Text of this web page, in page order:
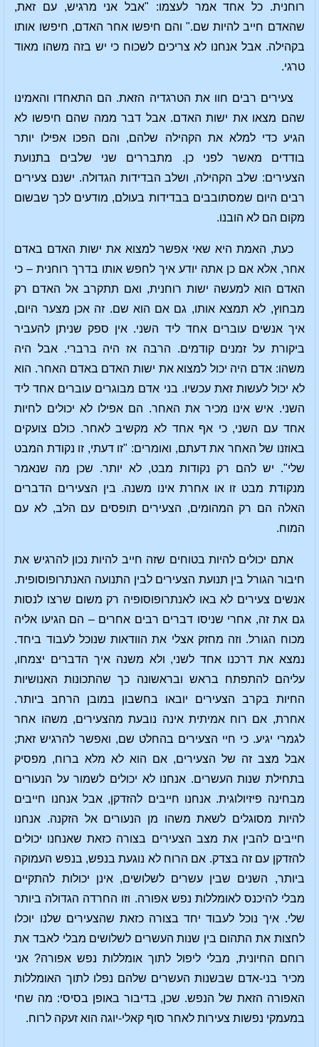
רוחנית. כל אחד אמר לעצמו: "אבל אני מרגיש, עם זאת,
שהאדם חייב להיות שם." והם חיפשו אחר האדם, חיפשו אותו
בקהילה. אבל אנחנו לא צריכים לשכוח כי יש בזה משהו מאוד
טרגי.
צעירים רבים חוו את הטרגדיה הזאת. הם התאחדו והאמינו
שהם מצאו את ישות האדם. אבל דבר ממה שהם חיפשו לא
הגיע כדי למלא את הקהילה שלהם, והם הפכו אפילו יותר
בודדים מאשר לפני כן. מתבררים שני שלבים בתנועת
הצעירים: שלב הקהילה, ושלב הבדידות הגדולה. ישנם צעירים
רבים היום שמסתובבים בבדידות בעולם, מודעים לכך שבשום
מקום הם לא הובנו.
כעת, האמת היא שאי אפשר למצוא את ישות האדם באדם
אחר, אלא אם כן אתה יודע איך לחפש אותו בדרך רוחנית – כי
האדם הוא למעשה ישות רוחנית, ואם תתקרב אל האדם רק
מבחוץ, לא תמצא אותו, גם אם הוא שם. זה אכן מצער היום,
איך אנשים עוברים אחד ליד השני. אין ספק שניתן להעביר
ביקורת על זמנים קודמים. הרבה אז היה ברברי. אבל היה
משהו: אדם היה יכול למצוא את ישות האדם באדם האחר. הוא
לא יכול לעשות זאת עכשיו. בני אדם מבוגרים עוברים אחד ליד
השני. איש אינו מכיר את האחר. הם אפילו לא יכולים לחיות
אחד עם השני, כי אף אחד לא מקשיב לאחר. כולם צועקים
באוזנו של האחר את דעתם, ואומרים: "זו דעתי, זו נקודת המבט
שלי". יש להם רק נקודות מבט, לא יותר. שכן מה שנאמר
מנקודת מבט זו או אחרת אינו משנה. בין הצעירים הדברים
האלה הם רק המהומים, הצעירים תופסים עם הלב, לא עם
המוח.
אתם יכולים להיות בטוחים שזה חייב להיות נכון להרגיש את
חיבור הגורל בין תנועת הצעירים לבין התנועה האנתרופוסופית.
אנשים צעירים לא באו לאנתרופוסופיה רק משום שרצו לנסות
גם את זה, אחרי שניסו דברים רבים אחרים – הם הגיעו אליה
מכוח הגורל. וזה מחזק אצלי את הוודאות שנוכל לעבוד ביחד.
נמצא את דרכנו אחד לשני, ולא משנה איך הדברים יצמחו,
עליהם להתפתח בראש ובראשונה כך שהתכונות האנושיות
החיות בקרב הצעירים יובאו בחשבון במובן הרחב ביותר.
אחרת, אם רוח אמיתית אינה נובעת מהצעירים, משהו אחר
לגמרי יגיע. כי חיי הצעירים בהחלט שם, ואפשר להרגיש זאת;
אבל מצב זה של הצעירים, אם הוא לא מלא ברוח, מפסיק
בתחילת שנות העשרים. אנחנו לא יכולים לשמור על הנעורים
מבחינה פיזיולוגית. אנחנו חייבים להזדקן, אבל אנחנו חייבים
להיות מסוגלים לשאת משהו מן הנעורים אל הזקנה. אנחנו
חייבים להבין את מצב הצעירים בצורה כזאת שאנחנו יכולים
להזדקן עם זה בצדק. אם הרוח לא נוגעת בנפש, בנפש העמוקה
ביותר, השנים שבין עשרים לשלושים, אינן יכולות להתקיים
מבלי להיכנס לאומללות נפש אפורה. וזו החרדה הגדולה ביותר
שלי. איך נוכל לעבוד יחד בצורה כזאת שהצעירים שלנו יוכלו
לחצות את התהום בין שנות העשרים לשלושים מבלי לאבד את
רוחם החיונית, מבלי ליפול לתוך אומללות נפש אפורה? אני
מכיר בני-אדם שבשנות העשרים שלהם נפלו לתוך האומללות
האפורה הזאת של הנפש. שכן, בדיבור באופן בסיסי: מה שחי
במעמקי נפשות צעירות לאחר סוף קאלי-יוגה הוא זעקה לרוח.